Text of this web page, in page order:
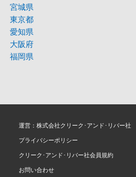
宮城県
東京都
愛知県
大阪府
福岡県
運営：株式会社クリーク･アンド･リバー社
プライバシーポリシー
クリーク･アンド･リバー社会員規約
お問い合わせ